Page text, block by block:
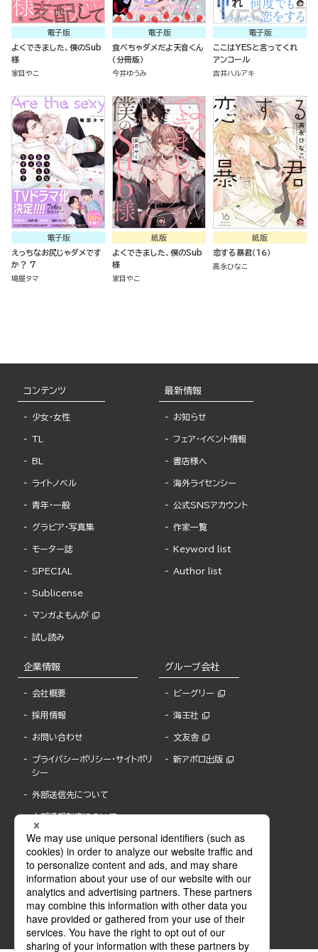
電子版
よくできました、僕のSub
様
家目やこ
電子版
食べちゃダメだよ天音くん
（分冊版）
今井ゆうみ
電子版
ここはYESと言ってくれ
アンコール
吉井ハルアキ
電子版
えっちなお尻じゃダメです
か？ 7
鳩屋タマ
紙版
よくできました、僕のSub
様
家目やこ
紙版
恋する暴君（１６）
高永ひなこ
コンテンツ
少女・女性
TL
BL
ライトノベル
青年・一般
グラビア・写真集
モーター誌
SPECIAL
Sublicense
マンガよもんが
試し読み
最新情報
お知らせ
フェア・イベント情報
書店様へ
海外ライセンシー
公式SNSアカウント
作家一覧
Keyword list
Author list
企業情報
会社概要
採用情報
お問い合わせ
プライバシーポリシー・サイトポリ
シー
外部送信先について
内部通報制度について
グループ会社
ビーグリー
海王社
文友舎
新アポロ出版